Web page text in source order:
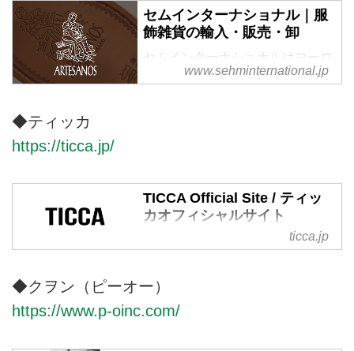
セムインターナショナル｜服
飾雑貨の輸入・販売・卸
セムインターナショナルはヨーロ
ッパ、アメリカの服飾及び服雑貨
www.sehminternational.jp
◆ティッカ
https://ticca.jp/
TICCA Official Site / ティッ
カオフィシャルサイト
自由でしなやかでエレガントなブ
ticca.jp
◆クヲン（ピーオー）
https://www.p-oinc.com/